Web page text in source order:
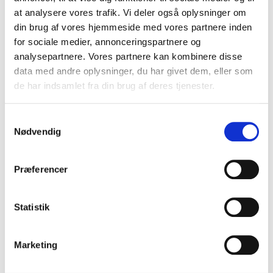
at analysere vores trafik. Vi deler også oplysninger om
din brug af vores hjemmeside med vores partnere inden
for sociale medier, annonceringspartnere og
analysepartnere. Vores partnere kan kombinere disse
data med andre oplysninger, du har givet dem, eller som
de har indsamlet fra din brug af deres tjenester.
Nødvendig
Præferencer
Statistik
Marketing
VIS PRODUKT